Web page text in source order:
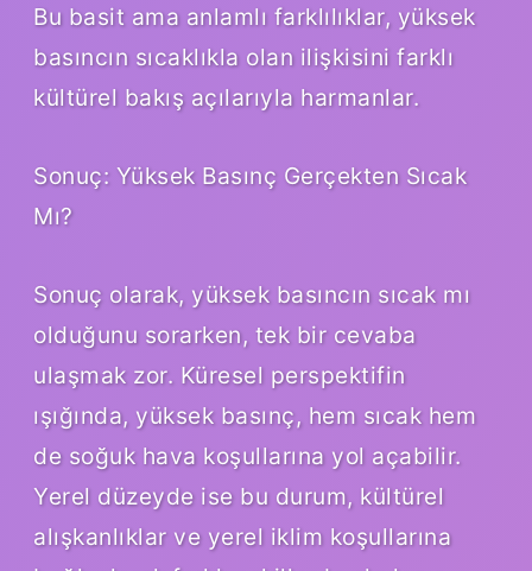
Bu basit ama anlamlı farklılıklar, yüksek
basıncın sıcaklıkla olan ilişkisini farklı
kültürel bakış açılarıyla harmanlar.
Sonuç: Yüksek Basınç Gerçekten Sıcak
Mı?
Sonuç olarak, yüksek basıncın sıcak mı
olduğunu sorarken, tek bir cevaba
ulaşmak zor. Küresel perspektifin
ışığında, yüksek basınç, hem sıcak hem
de soğuk hava koşullarına yol açabilir.
Yerel düzeyde ise bu durum, kültürel
alışkanlıklar ve yerel iklim koşullarına